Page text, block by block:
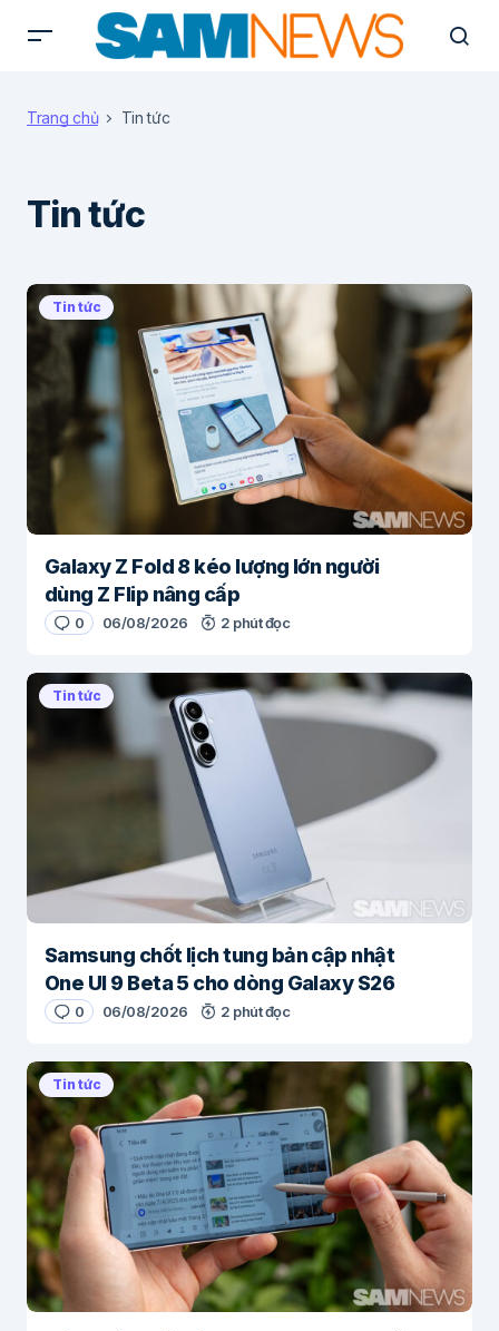
Trang chủ Tin tức
Tin tức
Tin tức
Galaxy Z Fold 8 kéo lượng lớn người
dùng Z Flip nâng cấp
0 06/08/2026 2 phút đọc
Tin tức
Samsung chốt lịch tung bản cập nhật
One UI 9 Beta 5 cho dòng Galaxy S26
0 06/08/2026 2 phút đọc
Tin tức